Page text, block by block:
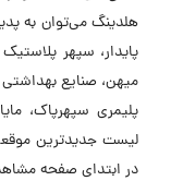
هلدینگ می‌توان به
پایدار، سپهر
میهن، صنایع بهداشتی
پلیمری سپهرپاک،
لیست جدیدترین
در ابتدای صفحه